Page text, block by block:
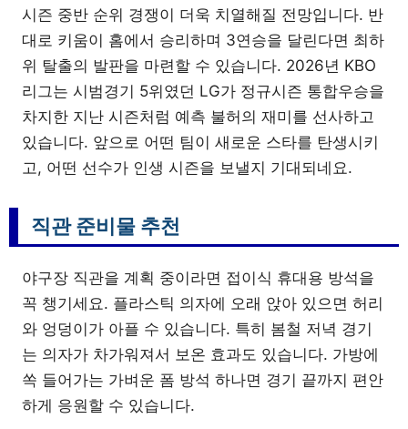
시즌 중반 순위 경쟁이 더욱 치열해질 전망입니다. 반
대로 키움이 홈에서 승리하며 3연승을 달린다면 최하
위 탈출의 발판을 마련할 수 있습니다. 2026년 KBO
리그는 시범경기 5위였던 LG가 정규시즌 통합우승을
차지한 지난 시즌처럼 예측 불허의 재미를 선사하고
있습니다. 앞으로 어떤 팀이 새로운 스타를 탄생시키
고, 어떤 선수가 인생 시즌을 보낼지 기대되네요.
직관 준비물 추천
야구장 직관을 계획 중이라면 접이식 휴대용 방석을
꼭 챙기세요. 플라스틱 의자에 오래 앉아 있으면 허리
와 엉덩이가 아플 수 있습니다. 특히 봄철 저녁 경기
는 의자가 차가워져서 보온 효과도 있습니다. 가방에
쏙 들어가는 가벼운 폼 방석 하나면 경기 끝까지 편안
하게 응원할 수 있습니다.